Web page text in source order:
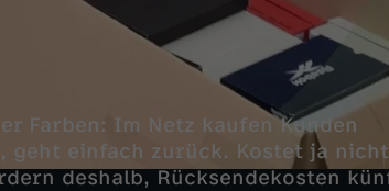
Farben: Im Netz kaufen Kunden
geht einfach zurück. Kostet ja
deshalb, Rücksendekosten